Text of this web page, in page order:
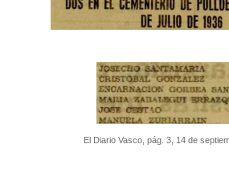
El Diario Vasco, pág. 3, 14 de